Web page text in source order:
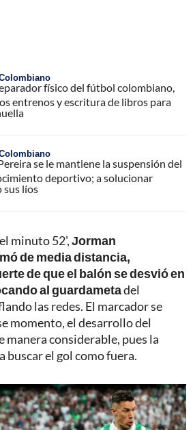
físico del fútbol colombiano,
entrenos y escritura de libros para
se le mantiene la suspensión del
deportivo; a solucionar
sus líos
minuto 52',Jorman
de media distancia,
de que el balón se desvió en
al guardametadel
las redes. El marcador se
momento, el desarrollo del
manera considerable, pues la
buscar el gol como fuera.